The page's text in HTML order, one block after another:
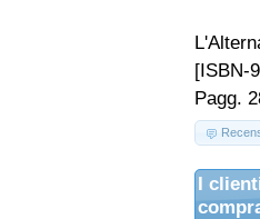
[ISBN-
Pagg.
I